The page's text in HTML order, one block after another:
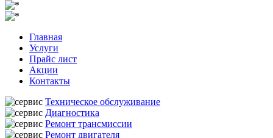
Главная
Услуги
Прайс лист
Акции
Контакты
Техническое обслуживание
Диагностика
Ремонт трансмиссии
Ремонт двигателя